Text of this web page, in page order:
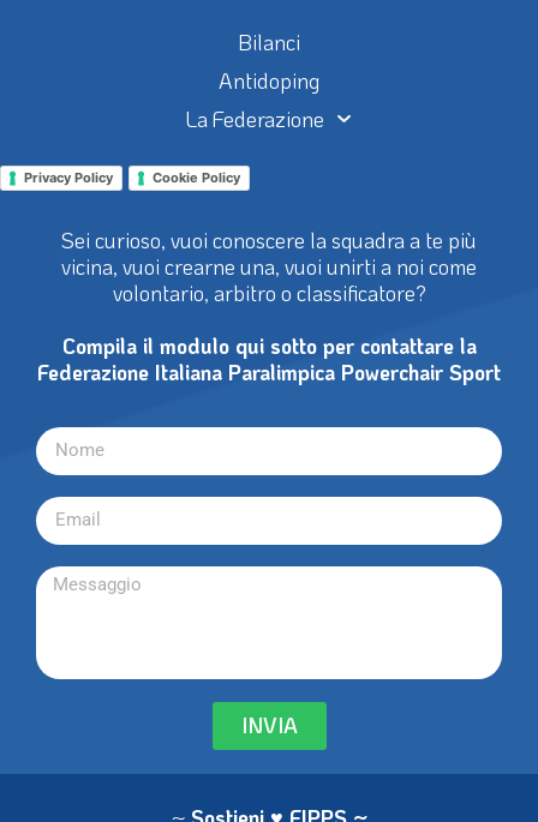
Bilanci
Antidoping
La Federazione
Privacy Policy Cookie Policy
Sei curioso, vuoi conoscere la squadra a te più
vicina, vuoi crearne una, vuoi unirti a noi come
volontario, arbitro o classificatore?
Compila il modulo qui sotto per contattare la
Federazione Italiana Paralimpica Powerchair Sport
INVIA